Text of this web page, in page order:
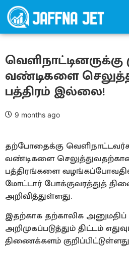
வெளிநாட்டினருக்கு
வண்டிகளை
பத்திரம் இல்லை!
9 months ago
தற்போதைக்கு
வண்டிகளை
பத்திரங்களை
மோட்டார் போக்குவரத்துத்
அறிவித்துள்ளது.
இதற்காக தற்காலிக
அறிமுகப்படுத்தும் திட்டம்
திணைக்களம்